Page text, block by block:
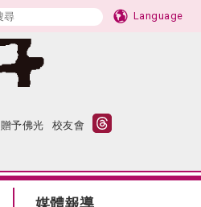
Language
贈予佛光 校友會
媒體報導